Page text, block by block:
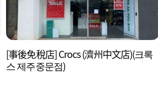
[事後免稅店] Crocs (濟州中文店)(크록
스 제주중문점)